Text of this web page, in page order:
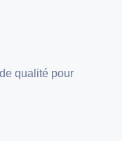
qualité pour